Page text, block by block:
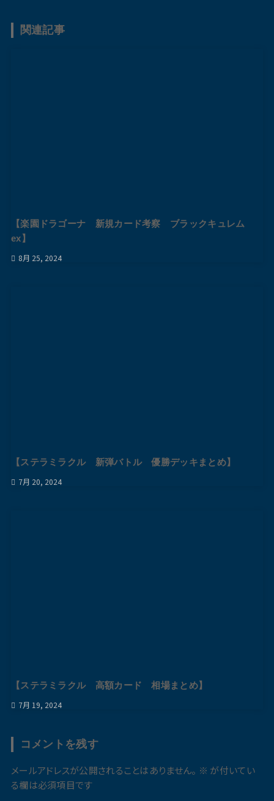
関連記事
【楽園ドラゴーナ 新規カード考察 ブラックキュレム
ex】
8月 25, 2024
【ステラミラクル 新弾バトル 優勝デッキまとめ】
7月 20, 2024
【ステラミラクル 高額カード 相場まとめ】
7月 19, 2024
コメントを残す
メールアドレスが公開されることはありません。 ※ が付いてい
る欄は必須項目です